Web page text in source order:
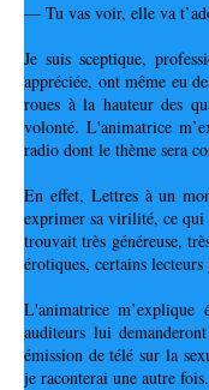
— Tu vas voir, elle va
Je suis sceptique,
appréciée, ont même eu
roues à la hauteur des
volonté. L'animatrice
radio dont le thème sera
En effet, Lettres à un
exprimer sa virilité, ce qui
trouvait très généreuse,
érotiques, certains
L'animatrice m’explique
auditeurs lui
émission de télé sur la
je raconterai une autre fois.